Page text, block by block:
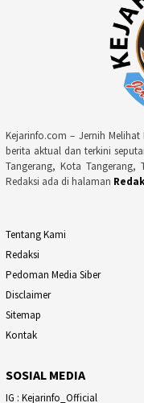
Kejarinfo.com – Jernih
berita aktual dan terkini
Tangerang, Kota Tangerang,
Redaksi ada di halaman
Tentang Kami
Redaksi
Pedoman Media Siber
Disclaimer
Sitemap
Kontak
SOSIAL MEDIA
IG : Kejarinfo_Official